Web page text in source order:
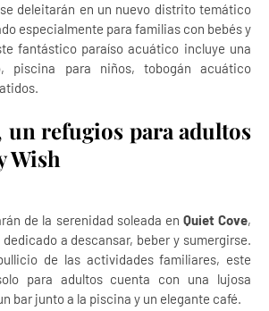
deleitarán en un nuevo distrito temático
especialmente para familias con bebés y
fantástico paraíso acuático incluye una
piscina para niños, tobogán acuático
un refugios para adultos
Wish
de la serenidad soleada en Quiet Cove,
a descansar, beber y sumergirse.
de las actividades familiares, este
para adultos cuenta con una lujosa
bar junto a la piscina y un elegante café.